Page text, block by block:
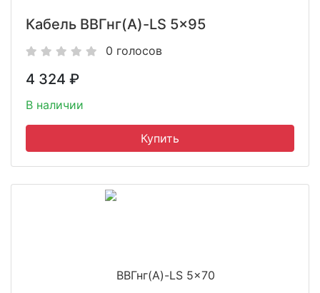
Кабель ВВГнг(A)-LS 5x95
0 голосов
4 324 ₽
В наличии